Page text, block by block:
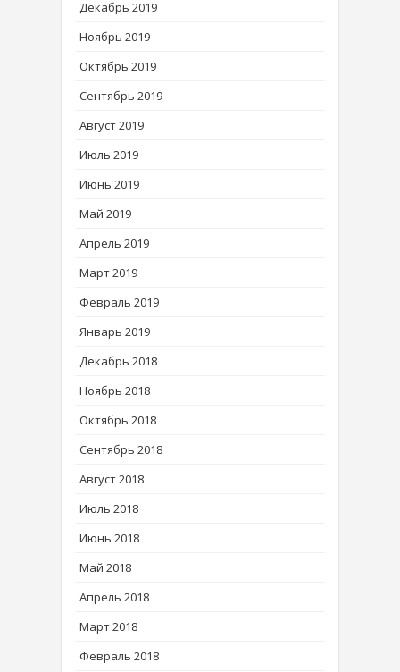
Декабрь 2019
Ноябрь 2019
Октябрь 2019
Сентябрь 2019
Август 2019
Июль 2019
Июнь 2019
Май 2019
Апрель 2019
Март 2019
Февраль 2019
Январь 2019
Декабрь 2018
Ноябрь 2018
Октябрь 2018
Сентябрь 2018
Август 2018
Июль 2018
Июнь 2018
Май 2018
Апрель 2018
Март 2018
Февраль 2018